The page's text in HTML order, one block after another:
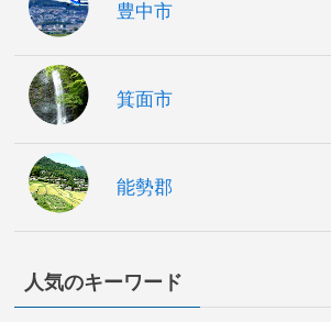
豊中市
箕面市
能勢郡
人気のキーワード